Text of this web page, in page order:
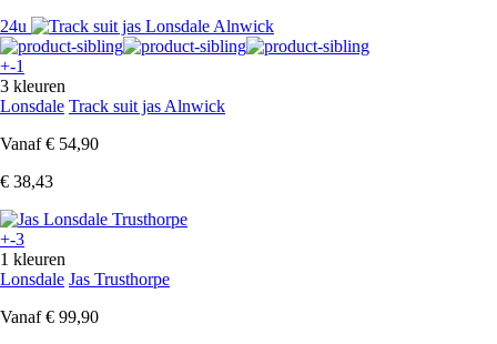
24u
+-1
3 kleuren
Lonsdale Track suit jas Alnwick
Vanaf € 54,90
€ 38,43
+-3
1 kleuren
Lonsdale Jas Trusthorpe
Vanaf € 99,90